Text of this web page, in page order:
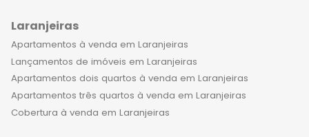
Laranjeiras
Apartamentos à venda em Laranjeiras
Lançamentos de imóveis em Laranjeiras
Apartamentos dois quartos à venda em Laranjeiras
Apartamentos três quartos à venda em Laranjeiras
Cobertura à venda em Laranjeiras